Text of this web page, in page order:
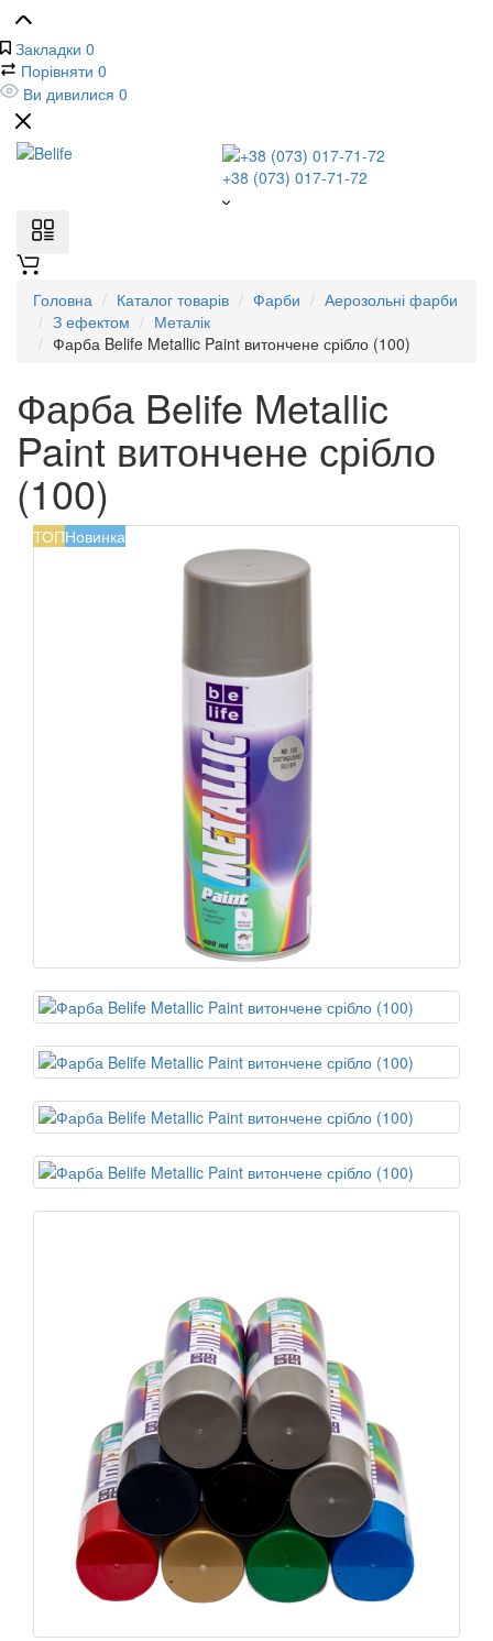
Закладки 0
Порівняти 0
Ви дивилися 0
+38 (073) 017-71-72
Головна Каталог товарів Фарби
Аерозольні фарби
З ефектом
Металік
Фарба Belife Metallic Paint витончене срібло (100)
Фарба Belife Metallic
Paint витончене срібло
(100)
ТОПНовинка